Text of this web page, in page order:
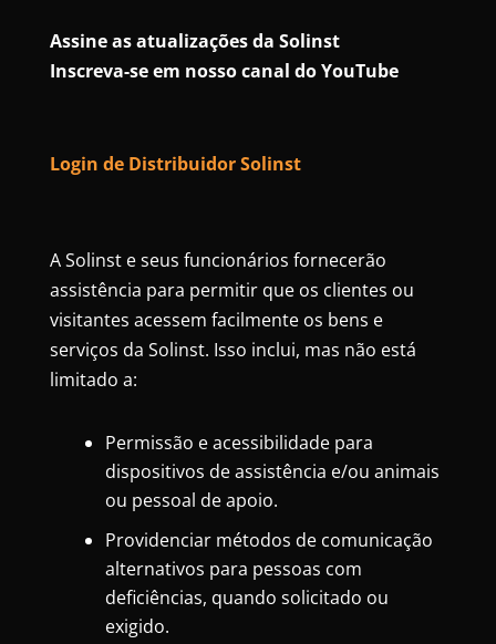
Assine as atualizações da Solinst
Inscreva-se em nosso canal do YouTube
Login de Distribuidor Solinst
A Solinst e seus funcionários fornecerão
assistência para permitir que os clientes ou
visitantes acessem facilmente os bens e
serviços da Solinst. Isso inclui, mas não está
limitado a:
Permissão e acessibilidade para
dispositivos de assistência e/ou animais
ou pessoal de apoio.
Providenciar métodos de comunicação
alternativos para pessoas com
deficiências, quando solicitado ou
exigido.